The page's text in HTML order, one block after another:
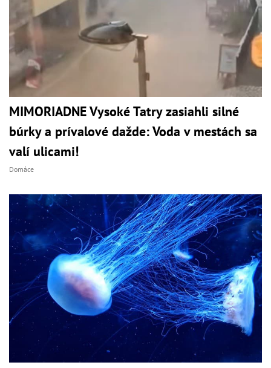
MIMORIADNE Vysoké Tatry zasiahli silné
búrky a prívalové dažde: Voda v mestách sa
valí ulicami!
Domáce